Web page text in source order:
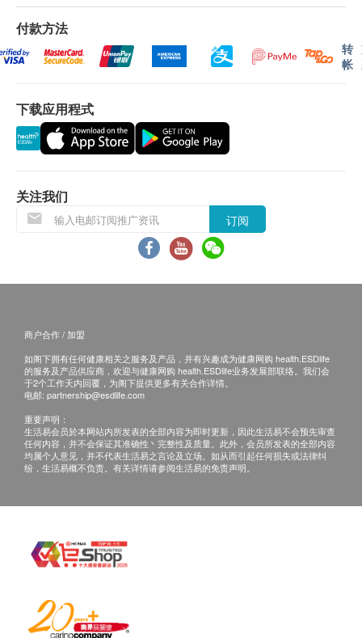
付款方法
转
帐
下载应用程式
关注我们
订阅
商户合作 / 加盟
如阁下拥有任何健康相关之服务及产品，并有兴趣成为健康网购 health.ESDlife
的服务及产品供应商，欢迎与健康网购 health.ESDlife业务发展部联络。我们会
于2个工作天内回覆，为阁下提供更多有关合作详情。
电邮: partnership@esdlife.com
重要声明：
生活易会员於本网站内所发表的全部内容为即时更新，因此生活易不会预先审查
任何内容，并不会保证其准确性丶完整性及质量。此外，会员所发表的全部内容
均属个人意见，并不代表生活易之言论及立场。如从而引起任何损失或法律纠
纷，生活易概不负责。有关详情请参阅生活易的免责声明。